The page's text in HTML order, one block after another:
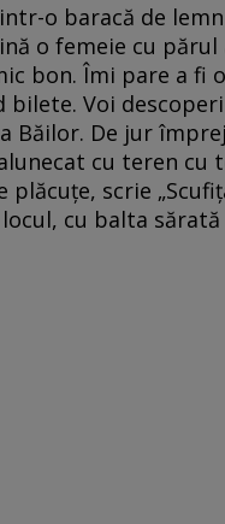
o baracă de
o femeie cu
bon. Îmi pare a fi
Voi
Băilor. De jur
cu teren cu
scrie
cu balta